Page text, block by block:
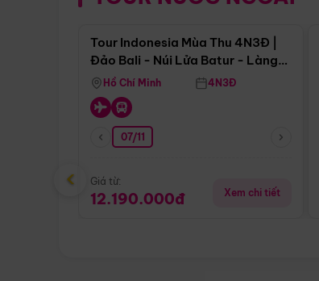
Điểm nổi bật
Tour Indonesia Mùa Thu 4N3Đ |
Đảo Bali - Núi Lửa Batur - Làng
Penglipuran
Hồ Chí Minh 4N3Đ
07/11
Giá từ:
12.190.000đ Xem chi tiết
‹